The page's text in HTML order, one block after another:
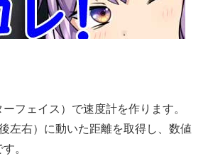
フェイス）で速度計を作ります。
左右）に動いた距離を取得し、数値
。